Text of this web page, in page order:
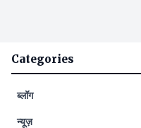
Categories
ब्लॉग
न्यूज़